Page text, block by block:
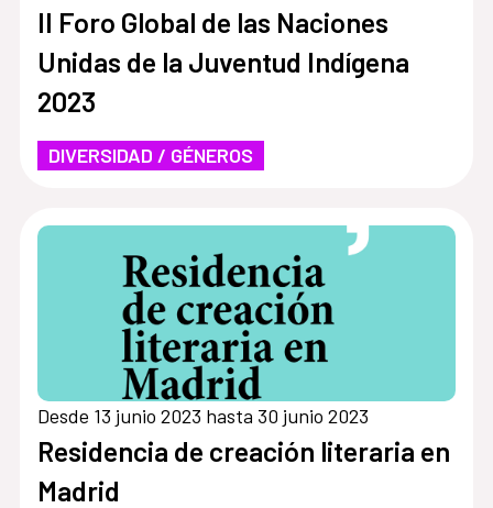
II Foro Global de las Naciones
Unidas de la Juventud Indígena
2023
DIVERSIDAD / GÉNEROS
Desde 13 junio 2023 hasta 30 junio 2023
Residencia de creación literaria en
Madrid